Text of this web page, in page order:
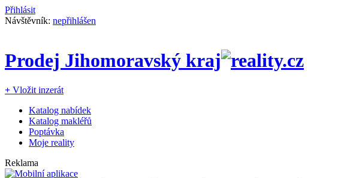
Přihlásit
Návštěvník: nepřihlášen
Prodej Jihomoravský kraj
+ Vložit inzerát
Katalog nabídek
Katalog makléřů
Poptávka
Moje reality
Reklama